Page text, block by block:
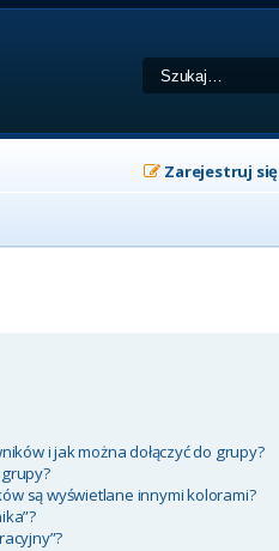
Zarejestruj się
i jak można dołączyć do grupy?
są wyświetlane innymi kolorami?